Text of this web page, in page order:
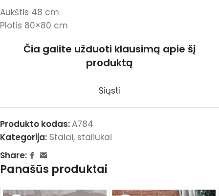
Aukštis 48 cm
Plotis 80×80 cm
Čia galite užduoti klausimą apie šį
produktą
Siųsti
Produkto kodas:A784
Kategorija: Stalai, staliukai
Share:
Panašūs produktai